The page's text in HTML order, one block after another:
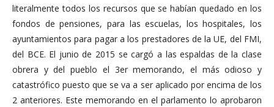
literalmente todos los recursos que se habían quedado en los
fondos de pensiones, para las escuelas, los hospitales, los
ayuntamientos para pagar a los prestadores de la UE, del FMI,
del BCE. El junio de 2015 se cargó a las espaldas de la clase
obrera y del pueblo el 3er memorando, el más odioso y
catastrófico puesto que se va a ser aplicado por encima de los
2 anteriores. Este memorando en el parlamento lo aprobaron